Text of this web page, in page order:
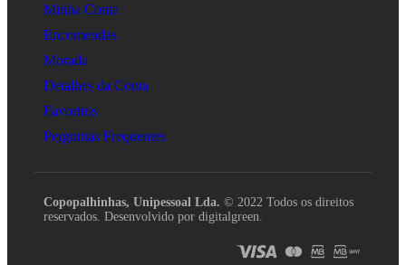
Minha Conta
Encomendas
Morada
Detalhes da Conta
Favoritos
Perguntas Frequentes
Copopalhinhas, Unipessoal Lda. © 2022 Todos os direitos
reservados. Desenvolvido por digitalgreen.